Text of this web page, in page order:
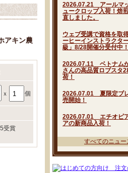
2026.07.21 アールマ
ュークロップ入荷！焙
直しました。
ウェブ受講で資格を取
ーヒーインストラクタ
級」8/28開催分受付中！
2026.07.11 ベトナム
さんの高品質ロブスタ2
荷！
2026.07.01 夏限定ブ
売開始！
2026.07.01 エチオピ
アの新商品入荷！
すべてのニュー
アキン農
ｘ 個
受賞